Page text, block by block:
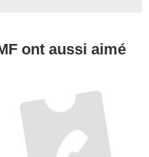
ont aussi aimé